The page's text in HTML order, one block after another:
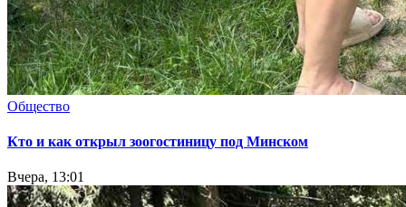
Общество
Кто и как открыл зоогостиницу под Минском
Вчера, 13:01